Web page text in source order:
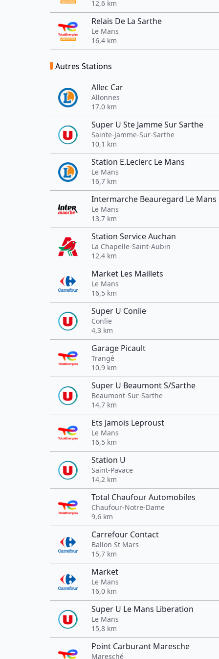
12,6 km
Relais De La Sarthe
Le Mans
16,4 km
Autres Stations
Allec Car
Allonnes
17,0 km
Super U Ste Jamme Sur Sarthe
Sainte-Jamme-Sur-Sarthe
10,1 km
Station E.Leclerc Le Mans
Le Mans
16,7 km
Intermarche Beauregard Le Mans
Le Mans
13,7 km
Station Service Auchan
La Chapelle-Saint-Aubin
12,4 km
Market Les Maillets
Le Mans
16,5 km
Super U Conlie
Conlie
4,3 km
Garage Picault
Trangé
10,9 km
Super U Beaumont S/Sarthe
Beaumont-Sur-Sarthe
14,7 km
Ets Jamois Leproust
Le Mans
16,5 km
Station U
Saint-Pavace
14,2 km
Total Chaufour Automobiles
Chaufour-Notre-Dame
9,6 km
Carrefour Contact
Ballon St Mars
15,7 km
Market
Le Mans
16,0 km
Super U Le Mans Liberation
Le Mans
15,8 km
Point Carburant Maresche
Maresché